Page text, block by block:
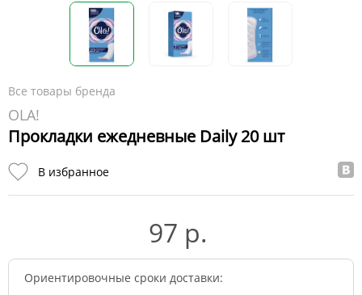
Все товары бренда
OLA!
Прокладки ежедневные Daily 20 шт
В избранное
97 р.
Ориентировочные сроки доставки: